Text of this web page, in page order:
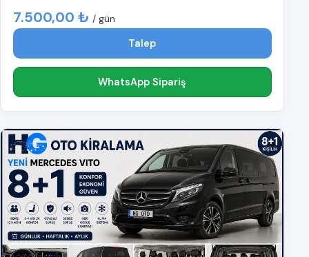
7.500,00 ₺ / gün
Talep
WhatsApp Sipariş